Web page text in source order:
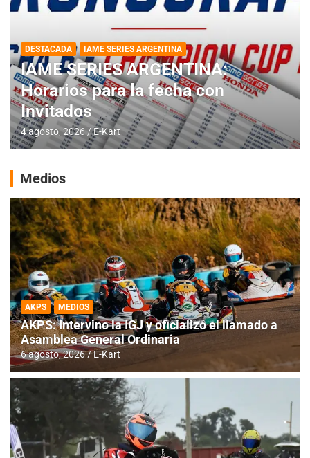
DESTACADA IAME SERIES ARGENTINA
IAME SERIES ARGENTINA:
Horarios para la fecha con
Invitados
4 agosto, 2026 E-Kart
Medios
AKPS MEDIOS
AKPS: Intervino la IGJ y oficializó el llamado a
Asamblea General Ordinaria
6 agosto, 2026 E-Kart